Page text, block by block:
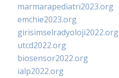
marmarapediatri2023.org
emchie2023.org
girisimselradyoloji2022.org
utcd2022.org
biosensor2022.org
ialp2022.org